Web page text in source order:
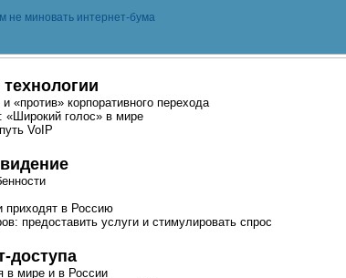
не миновать интернет-бума
и «против» корпоративного перехода
«Широкий голос» в мире
VoIP
приходят в Россию
предоставить услуги и стимулировать спрос
доступа
в мире и в России